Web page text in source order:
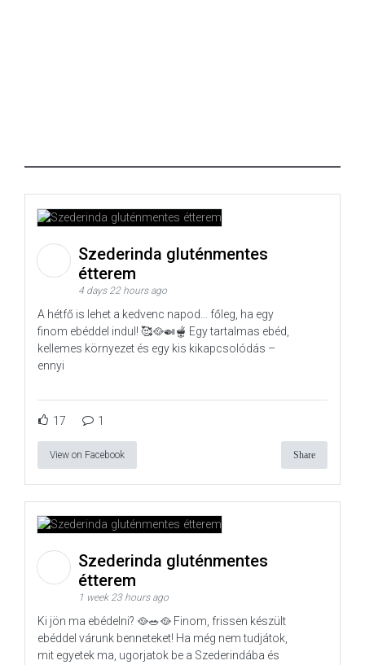
Szederinda gluténmentes
étterem
4 days 22 hours ago
A hétfő is lehet a kedvenc napod… főleg, ha egy
finom ebéddel indul! 🥰🥘🍛🫕 Egy tartalmas ebéd,
kellemes környezet és egy kis kikapcsolódás –
ennyi
17 1
View on Facebook Share
Szederinda gluténmentes
étterem
1 week 23 hours ago
Ki jön ma ebédelni? 🥘🥗🥘 Finom, frissen készült
ebéddel várunk benneteket! Ha még nem tudjátok,
mit egyetek ma, ugorjatok be a Szederindába és